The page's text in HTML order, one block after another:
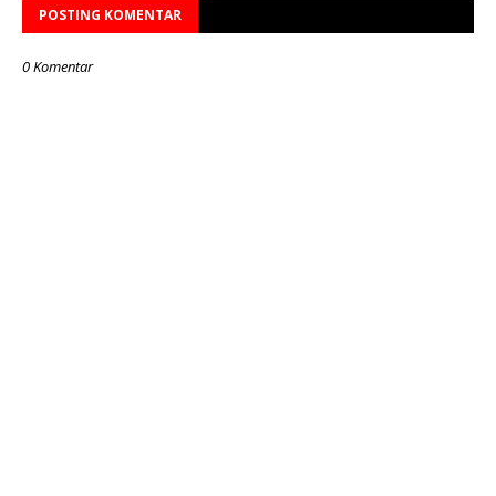
POSTING KOMENTAR
0 Komentar